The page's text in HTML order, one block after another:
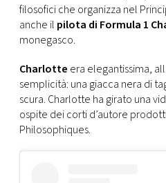
filosofici che organizza nel
anche il pilota di Formula 1
monegasco.
Charlotte era elegantissima,
semplicità: una giacca nera di
scura. Charlotte ha girato una
ospite dei corti d’autore
Philosophiques.